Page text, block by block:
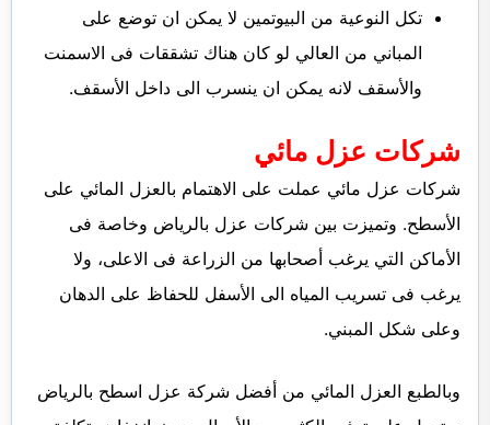
تكل النوعية من البيوتمين لا يمكن ان توضع على
المباني من العالي لو كان هناك تشققات فى الاسمنت
والأسقف لانه يمكن ان ينسرب الى داخل الأسقف.
شركات عزل مائي
شركات عزل مائي عملت على الاهتمام بالعزل المائي على
الأسطح. وتميزت بين شركات عزل بالرياض وخاصة فى
الأماكن التي يرغب أصحابها من الزراعة فى الاعلى، ولا
يرغب فى تسريب المياه الى الأسفل للحفاظ على الدهان
وعلى شكل المبني.
وبالطبع العزل المائي من أفضل شركة عزل اسطح بالرياض